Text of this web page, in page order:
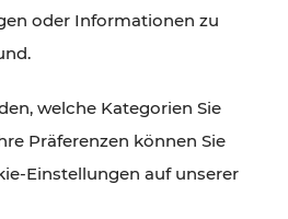
oder Informationen zu
welche Kategorien Sie
Präferenzen können Sie
Einstellungen auf unserer